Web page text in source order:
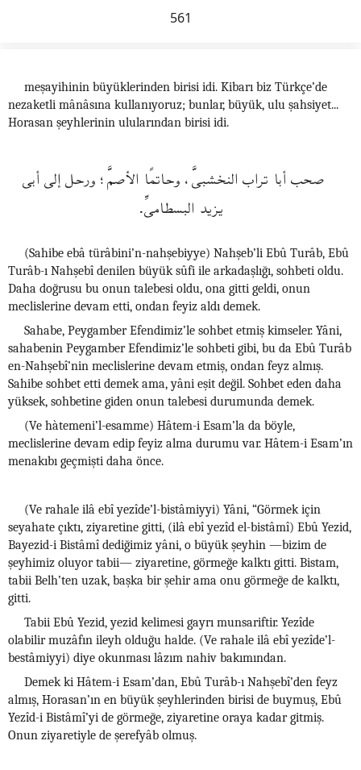
561
meşayihinin büyüklerinden birisi idi. Kibarı biz Türkçe’de
nezaketli mânâsına kullanıyoruz; bunlar, büyük, ulu şahsiyet...
Horasan şeyhlerinin ulularından birisi idi.
صحب أبا تراب النخشبىَّ، وحاتمًا الأصمَّ؛ ورحل إلى أبى
يزيد البسطامىِّ.
(Sahibe ebâ türâbini’n-nahşebiyye) Nahşeb’li Ebû Turâb, Ebû
Turâb-ı Nahşebî denilen büyük sûfi ile arkadaşlığı, sohbeti oldu.
Daha doğrusu bu onun talebesi oldu, ona gitti geldi, onun
meclislerine devam etti, ondan feyiz aldı demek.
Sahabe, Peygamber Efendimiz’le sohbet etmiş kimseler. Yâni,
sahabenin Peygamber Efendimiz’le sohbeti gibi, bu da Ebû Turâb
en-Nahşebî’nin meclislerine devam etmiş, ondan feyz almış.
Sahibe sohbet etti demek ama, yâni eşit değil. Sohbet eden daha
yüksek, sohbetine giden onun talebesi durumunda demek.
(Ve hàtemeni’l-esamme) Hâtem-i Esam’la da böyle,
meclislerine devam edip feyiz alma durumu var. Hâtem-i Esam’ın
menakıbı geçmişti daha önce.
(Ve rahale ilâ ebî yezîde’l-bistâmiyyi) Yâni, “Görmek için
seyahate çıktı, ziyaretine gitti, (ilâ ebî yezîd el-bistâmî) Ebû Yezid,
Bayezid-i Bistâmî dediğimiz yâni, o büyük şeyhin —bizim de
şeyhimiz oluyor tabii— ziyaretine, görmeğe kalktı gitti. Bistam,
tabii Belh’ten uzak, başka bir şehir ama onu görmeğe de kalktı,
gitti.
Tabii Ebû Yezid, yezid kelimesi gayrı munsariftir. Yezîde
olabilir muzâfın ileyh olduğu halde. (Ve rahale ilâ ebî yezîde’l-
bestâmiyyi) diye okunması lâzım nahiv bakımından.
Demek ki Hâtem-i Esam’dan, Ebû Turâb-ı Nahşebî’den feyz
almış, Horasan’ın en büyük şeyhlerinden birisi de buymuş, Ebû
Yezîd-i Bistâmî’yi de görmeğe, ziyaretine oraya kadar gitmiş.
Onun ziyaretiyle de şerefyâb olmuş.